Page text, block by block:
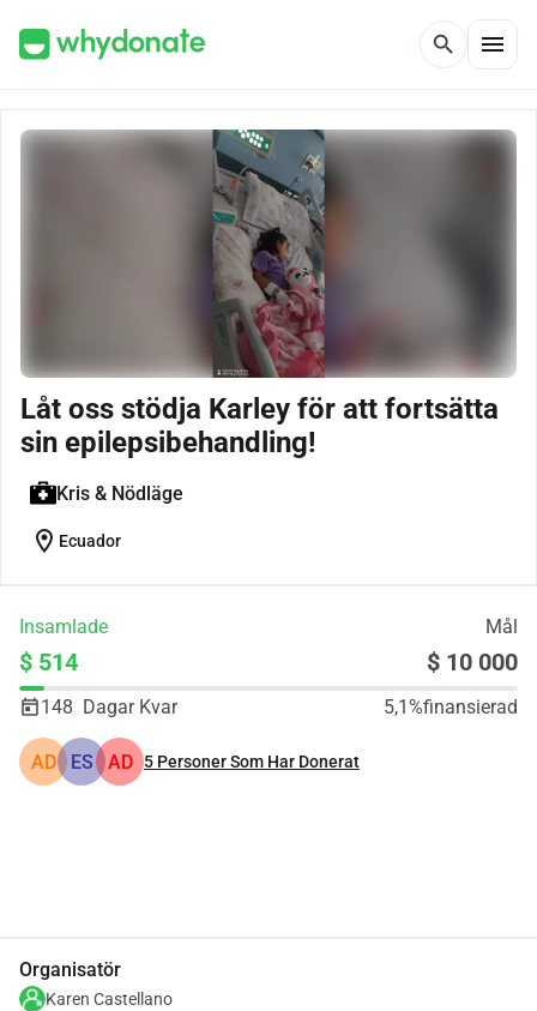
search menu
Låt oss stödja Karley för att fortsätta
sin epilepsibehandling!
Kris & Nödläge
location_on Ecuador
Insamlade Mål
$ 514 $ 10 000
148 Dagar Kvar 5,1%finansierad
AD ES AD 5 Personer Som Har Donerat
Organisatör
Karen Castellano